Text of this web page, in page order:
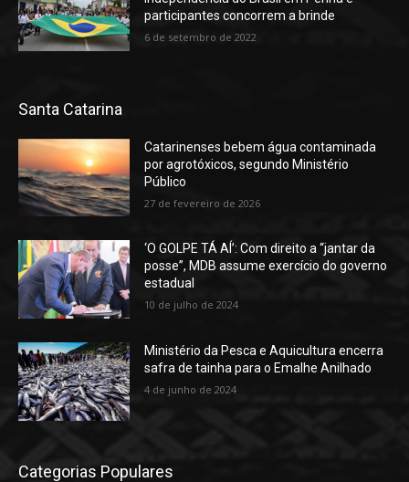
participantes concorrem a brinde
6 de setembro de 2022
Santa Catarina
Catarinenses bebem água contaminada
por agrotóxicos, segundo Ministério
Público
27 de fevereiro de 2026
‘O GOLPE TÁ AÍ’: Com direito a “jantar da
posse”, MDB assume exercício do governo
estadual
10 de julho de 2024
Ministério da Pesca e Aquicultura encerra
safra de tainha para o Emalhe Anilhado
4 de junho de 2024
Categorias Populares